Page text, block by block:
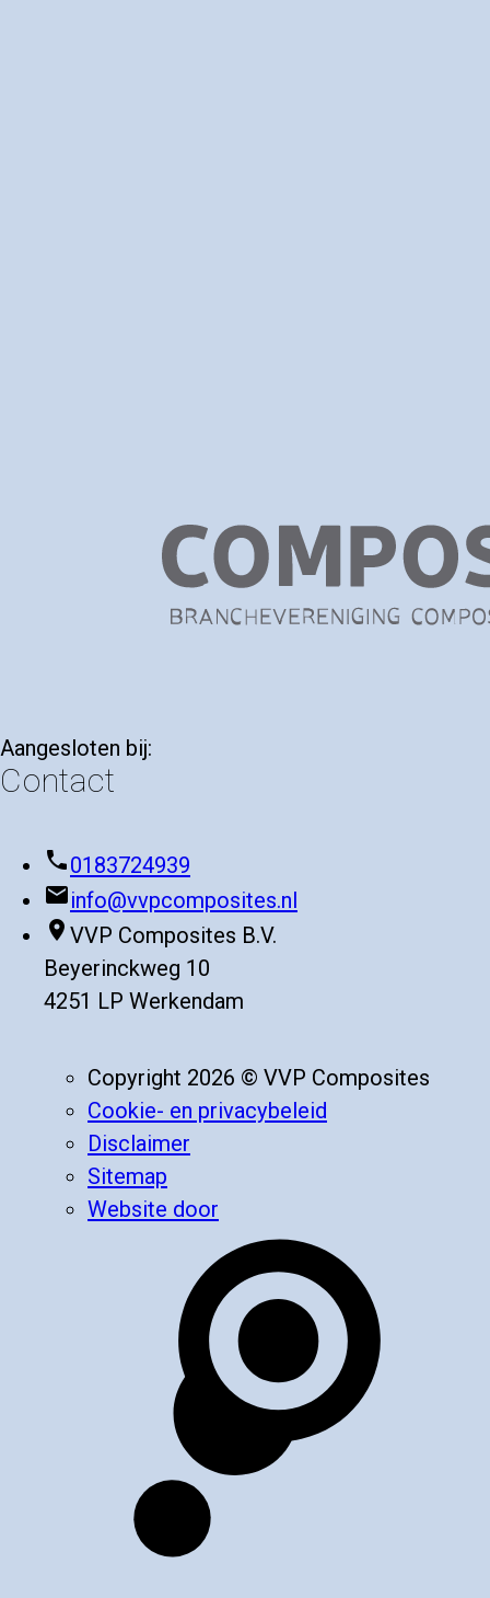
Aangesloten bij:
Contact
phone0183724939
mailinfo@vvpcomposites.nl
place VVP Composites B.V.
Beyerinckweg 10
4251 LP Werkendam
Copyright 2026 © VVP Composites
Cookie- en privacybeleid
Disclaimer
Sitemap
Website door